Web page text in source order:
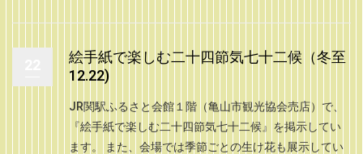
絵手紙で楽しむ二十四節気七十二候（冬至
12.22)
JR関駅ふるさと会館１階（亀山市観光協会売店）で、
『絵手紙で楽しむ二十四節気七十二候』を掲示してい
ます。 また、会場では季節ごとの生け花も展示してい